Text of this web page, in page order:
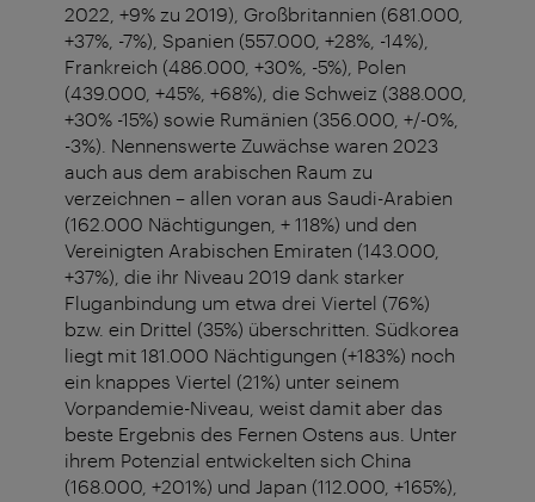
2022, +9% zu 2019), Großbritannien (681.000,
+37%, -7%), Spanien (557.000, +28%, -14%),
Frankreich (486.000, +30%, -5%), Polen
(439.000, +45%, +68%), die Schweiz (388.000,
+30% -15%) sowie Rumänien (356.000, +/-0%,
-3%). Nennenswerte Zuwächse waren 2023
auch aus dem arabischen Raum zu
verzeichnen – allen voran aus Saudi-Arabien
(162.000 Nächtigungen, + 118%) und den
Vereinigten Arabischen Emiraten (143.000,
+37%), die ihr Niveau 2019 dank starker
Fluganbindung um etwa drei Viertel (76%)
bzw. ein Drittel (35%) überschritten. Südkorea
liegt mit 181.000 Nächtigungen (+183%) noch
ein knappes Viertel (21%) unter seinem
Vorpandemie-Niveau, weist damit aber das
beste Ergebnis des Fernen Ostens aus. Unter
ihrem Potenzial entwickelten sich China
(168.000, +201%) und Japan (112.000, +165%),